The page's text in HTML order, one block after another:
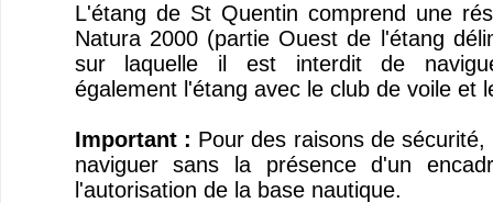
L'étang de St Quentin comprend une
Natura 2000 (partie Ouest de l'étang
sur laquelle il est interdit de
également l'étang avec le club de voile et
Important : Pour des raisons de
naviguer sans la présence d'un
l'autorisation de la base nautique.